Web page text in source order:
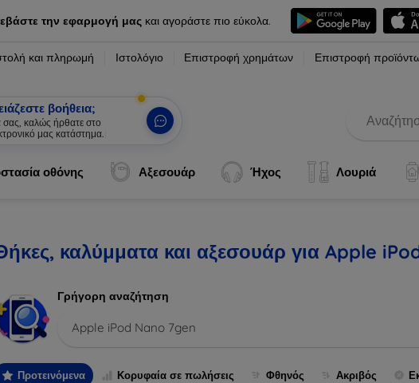
την εφαρμογή μαςκαι αγοράστε πιο εύκολα.
και πληρωμή Ιστολόγιο Επιστροφή χρημάτων Επιστροφή
βοήθεια;
σας, καλώς ήρθατε στο
μας κατάστημα.
οθόνης Αξεσουάρ Ήχος Λουριά
καλύμματα και αξεσουάρ για Apple
Γρήγορη αναζήτηση
Apple iPod Nano 7gen
Προτεινόμενα Κορυφαία σε πωλήσεις Φθηνός Ακριβός